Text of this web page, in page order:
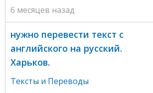
6 месяцев назад
нужно перевести текст с
английского на русский.
Харьков.
Тексты и Переводы